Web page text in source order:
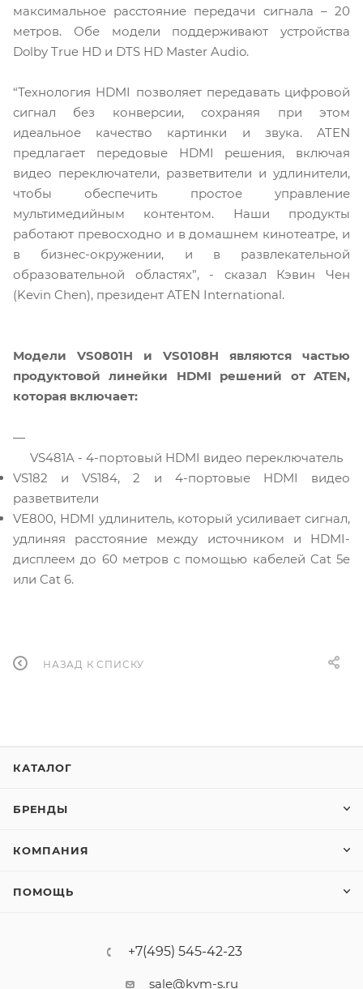
максимальное расстояние передачи сигнала – 20
метров. Обе модели поддерживают устройства
Dolby True HD и DTS HD Master Audio.
“Технология HDMI позволяет передавать цифровой
сигнал без конверсии, сохраняя при этом
идеальное качество картинки и звука. ATEN
предлагает передовые HDMI решения, включая
видео переключатели, разветвители и удлинители,
чтобы обеспечить простое управление
мультимедийным контентом. Наши продукты
работают превосходно и в домашнем кинотеатре, и
в бизнес-окружении, и в развлекательной
образовательной областях”, - сказал Кэвин Чен
(Kevin Chen), президент ATEN International.
Модели VS0801H
и VS0108H являются частью
продуктовой линейки HDMI решений от ATEN,
которая включает:
VS481A - 4-портовый HDMI видео переключатель
VS182 и VS184, 2 и 4-портовые HDMI видео
разветвители
VE800, HDMI удлинитель, который усиливает сигнал,
удлиняя расстояние между источником и HDMI-
дисплеем до 60 метров с помощью кабелей Cat 5e
или Cat 6.
НАЗАД К СПИСКУ
КАТАЛОГ
БРЕНДЫ
КОМПАНИЯ
ПОМОЩЬ
+7(495) 545-42-23
sale@kvm-s.ru